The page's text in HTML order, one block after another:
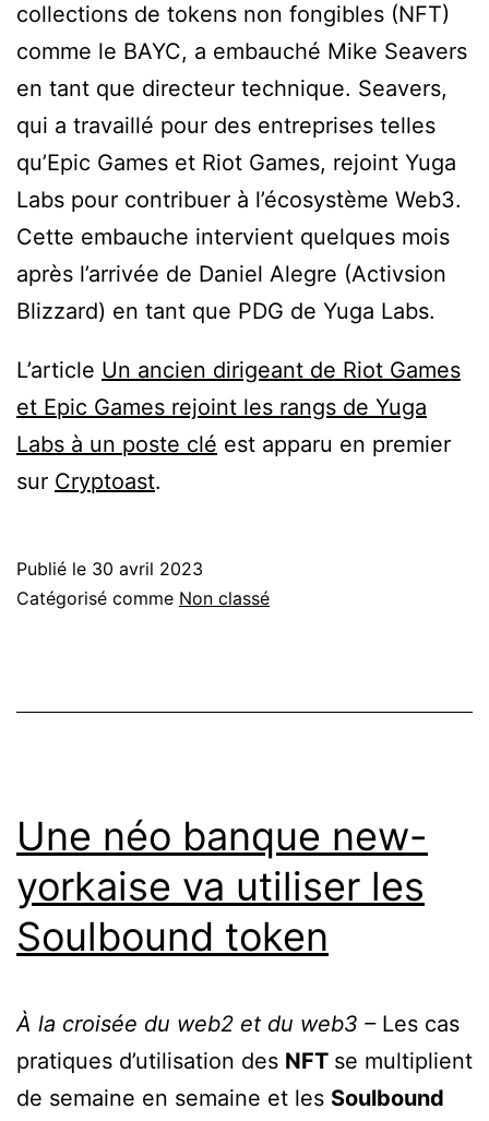
collections de tokens non fongibles (NFT)
comme le BAYC, a embauché Mike Seavers
en tant que directeur technique. Seavers,
qui a travaillé pour des entreprises telles
qu’Epic Games et Riot Games, rejoint Yuga
Labs pour contribuer à l’écosystème Web3.
Cette embauche intervient quelques mois
après l’arrivée de Daniel Alegre (Activsion
Blizzard) en tant que PDG de Yuga Labs.
L’article Un ancien dirigeant de Riot Games
et Epic Games rejoint les rangs de Yuga
Labs à un poste clé est apparu en premier
sur Cryptoast.
Publié le 30 avril 2023
Catégorisé comme Non classé
Une néo banque new-
yorkaise va utiliser les
Soulbound token
À la croisée du web2 et du web3 – Les cas
pratiques d’utilisation des NFT se multiplient
de semaine en semaine et les Soulbound